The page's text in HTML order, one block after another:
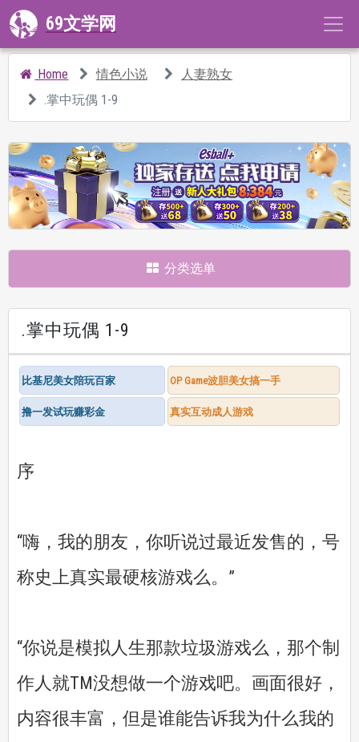
69文学网
Home 情色小说
人妻熟女
.掌中玩偶 1-9
分类选单
.掌中玩偶 1-9
比基尼美女陪玩百家 OP Game波胆美女搞一手
撸一发试玩赚彩金 真实互动成人游戏
序
“嗨，我的朋友，你听说过最近发售的，号
称史上真实最硬核游戏么。”
“你说是模拟人生那款垃圾游戏么，那个制
作人就TM没想做一个游戏吧。画面很好，
内容很丰富，但是谁能告诉我为什么我的